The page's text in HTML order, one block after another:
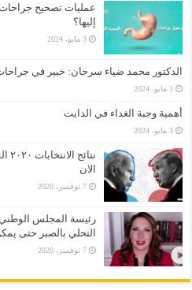
عمليات تصحيح
إليها؟
3 مايو، 2024
الدكتور محمد ضياء سرحان: خبير في
3 مايو، 2024
أهمية وجبة الغداء في الدايت
3 مايو، 2024
الان
7 نوفمبر، 2020
رئيسة المجلس الوطني
التحلي بالصبر حتى
7 نوفمبر، 2020